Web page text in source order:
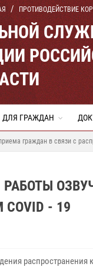
ПРОТИВОДЕЙСТВИЕ
ДЛЯ ГРАЖДАН
граждан в связи с
- 19